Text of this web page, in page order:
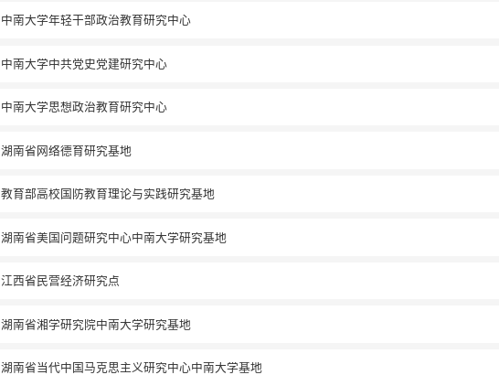
中南大学年轻干部政治教育研究中心
中南大学中共党史党建研究中心
中南大学思想政治教育研究中心
湖南省网络德育研究基地
教育部高校国防教育理论与实践研究基地
湖南省美国问题研究中心中南大学研究基地
江西省民营经济研究点
湖南省湘学研究院中南大学研究基地
湖南省当代中国马克思主义研究中心中南大学基地